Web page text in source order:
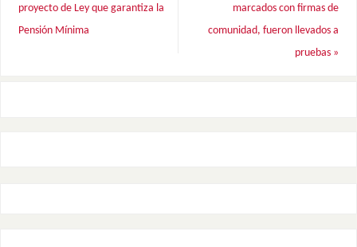
proyecto de Ley que garantiza la
Pensión Mínima
marcados con firmas de
comunidad, fueron llevados a
pruebas »